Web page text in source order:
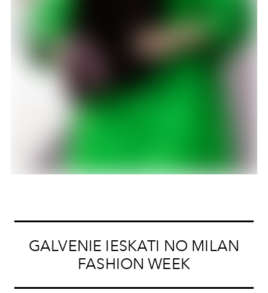
GALVENIE IESKATI NO MILAN
FASHION WEEK